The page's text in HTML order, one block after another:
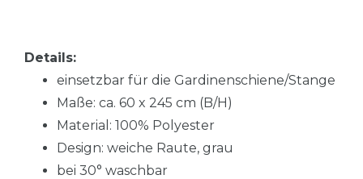
Details:
einsetzbar für die Gardinenschiene/Stange
Maße: ca. 60 x 245 cm (B/H)
Material: 100% Polyester
Design: weiche Raute, grau
bei 30° waschbar